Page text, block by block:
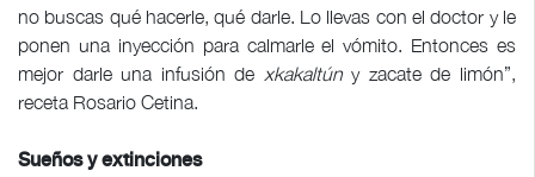
no buscas qué hacerle, qué darle. Lo llevas con el doctor y le
ponen una inyección para calmarle el vómito. Entonces es
mejor darle una infusión de xkakaltúny zacate de limón”,
receta Rosario Cetina.
Sueños y extinciones